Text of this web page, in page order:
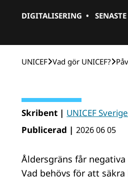
DIGITALISERING •
UNICEF Vad gör UNICEF?
Skribent | UNICEF Sverige
Publicerad | 2026 06 05
Åldersgräns får
Vad behövs för att